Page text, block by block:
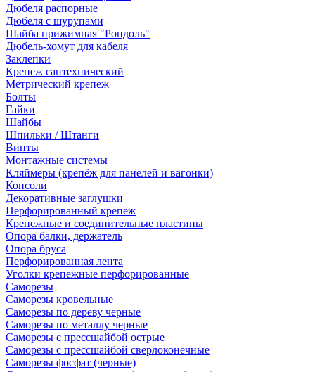
Дюбеля распорные
Дюбеля с шурупами
Шайба прижимная "Рондоль"
Дюбель-хомут для кабеля
Заклепки
Крепеж сантехнический
Метрический крепеж
Болты
Гайки
Шайбы
Шпильки / Штанги
Винты
Монтажные системы
Кляймеры (крепёж для панелей и вагонки)
Консоли
Декоративные заглушки
Перфорированный крепеж
Крепежные и соединительные пластины
Опора балки, держатель
Опора бруса
Перфорированная лента
Уголки крепежные перфорированные
Саморезы
Саморезы кровельные
Саморезы по дереву черные
Саморезы по металлу черные
Саморезы с прессшайбой острые
Саморезы с прессшайбой сверлоконечные
Саморезы фосфат (черные)